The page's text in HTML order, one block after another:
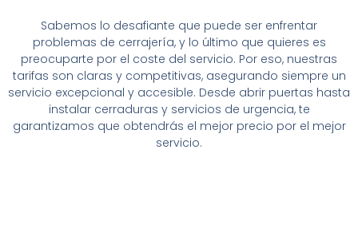
Sabemos lo desafiante que puede ser enfrentar
problemas de cerrajería, y lo último que quieres es
preocuparte por el coste del servicio. Por eso, nuestras
tarifas son claras y competitivas, asegurando siempre un
servicio excepcional y accesible. Desde abrir puertas hasta
instalar cerraduras y servicios de urgencia, te
garantizamos que obtendrás el mejor precio por el mejor
servicio.